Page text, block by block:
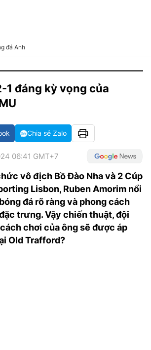
HÓA
đá Anh
1 đáng kỳ vọng của
Chia sẻ Zalo
06:41 GMT+7
vô địch Bồ Đào Nha và 2 Cúp
Lisbon, Ruben Amorim nổi
đá rõ ràng và phong cách
trưng. Vậy chiến thuật, đội
chơi của ông sẽ được áp
Old Trafford?